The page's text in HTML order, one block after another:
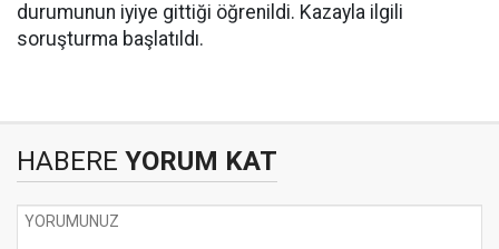
durumunun iyiye gittiği öğrenildi. Kazayla ilgili
soruşturma başlatıldı.
HABERE YORUM KAT